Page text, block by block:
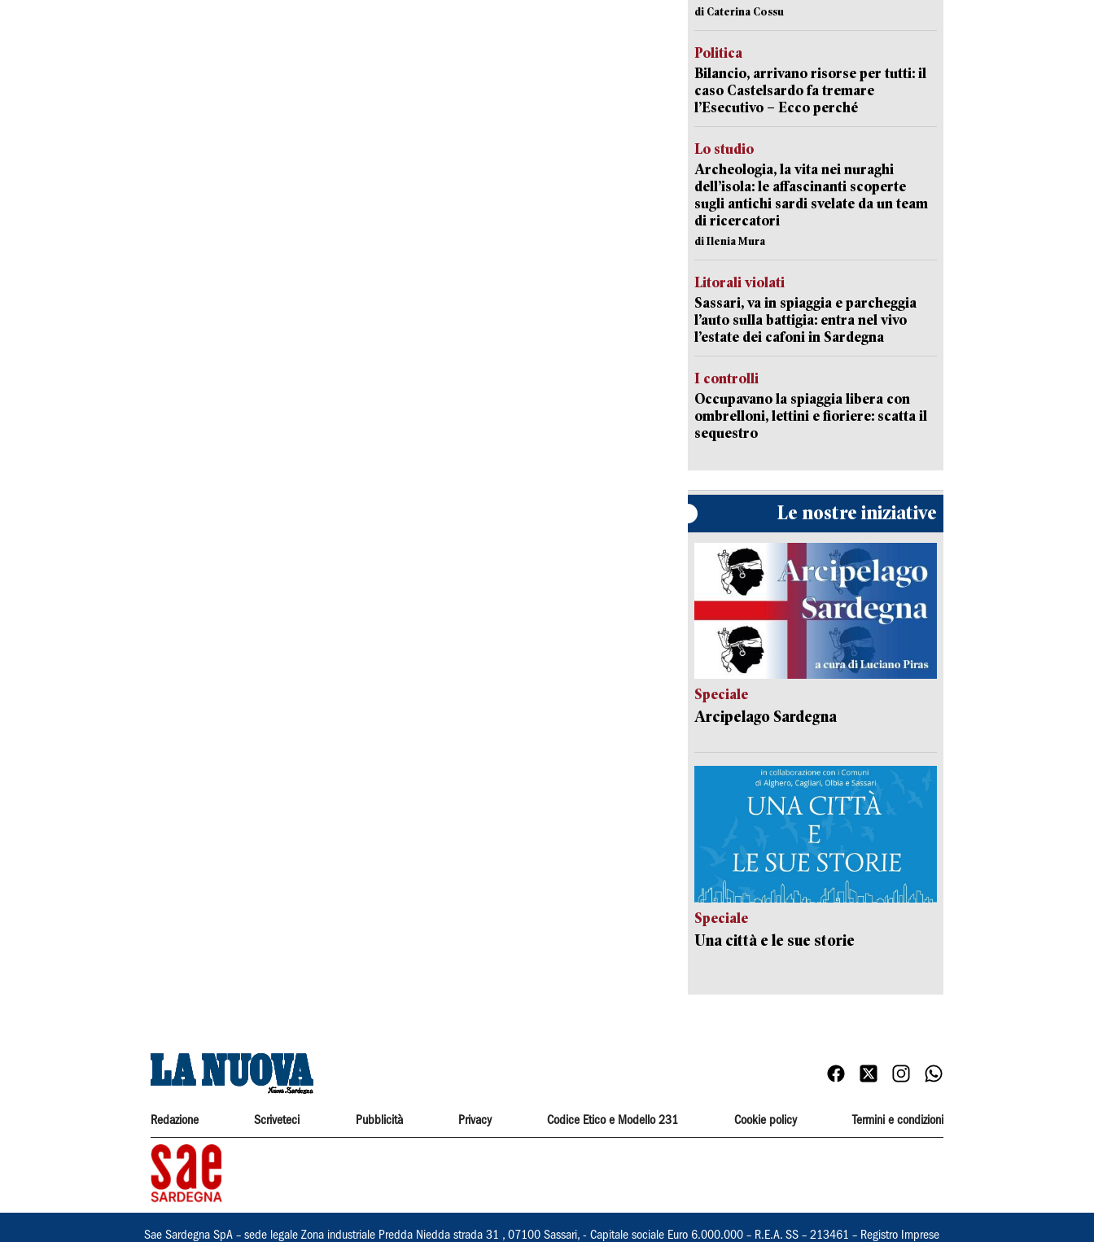
di Caterina Cossu
Politica
Bilancio, arrivano risorse per tutti: il
caso Castelsardo fa tremare
l’Esecutivo – Ecco perché
Lo studio
Archeologia, la vita nei nuraghi
dell’isola: le affascinanti scoperte
sugli antichi sardi svelate da un team
di ricercatori
di Ilenia Mura
Litorali violati
Sassari, va in spiaggia e parcheggia
l’auto sulla battigia: entra nel vivo
l’estate dei cafoni in Sardegna
I controlli
Occupavano la spiaggia libera con
ombrelloni, lettini e fioriere: scatta il
sequestro
Le nostre iniziative
Speciale
Arcipelago Sardegna
Speciale
Una città e le sue storie
Redazione Scriveteci Pubblicità Privacy Codice Etico e Modello 231 Cookie policy Termini e condizioni
Sae Sardegna SpA – sede legale Zona industriale Predda Niedda strada 31 , 07100 Sassari, - Capitale sociale Euro 6.000.000 – R.E.A. SS – 213461 – Registro Imprese